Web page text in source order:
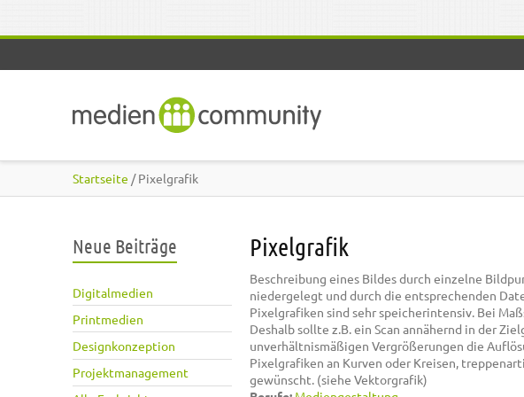
Startseite / Pixelgrafik
Neue Beiträge
Digitalmedien
Printmedien
Designkonzeption
Projektmanagement
Pixelgrafik
Beschreibung eines Bildes durch einzelne
niedergelegt und durch die entsprechenden
Pixelgrafiken sind sehr speicherintensiv. Bei
Deshalb sollte z.B. ein Scan annähernd in der
unverhältnismäßigen Vergrößerungen die
Pixelgrafiken an Kurven oder Kreisen,
gewünscht. (siehe Vektorgrafik)